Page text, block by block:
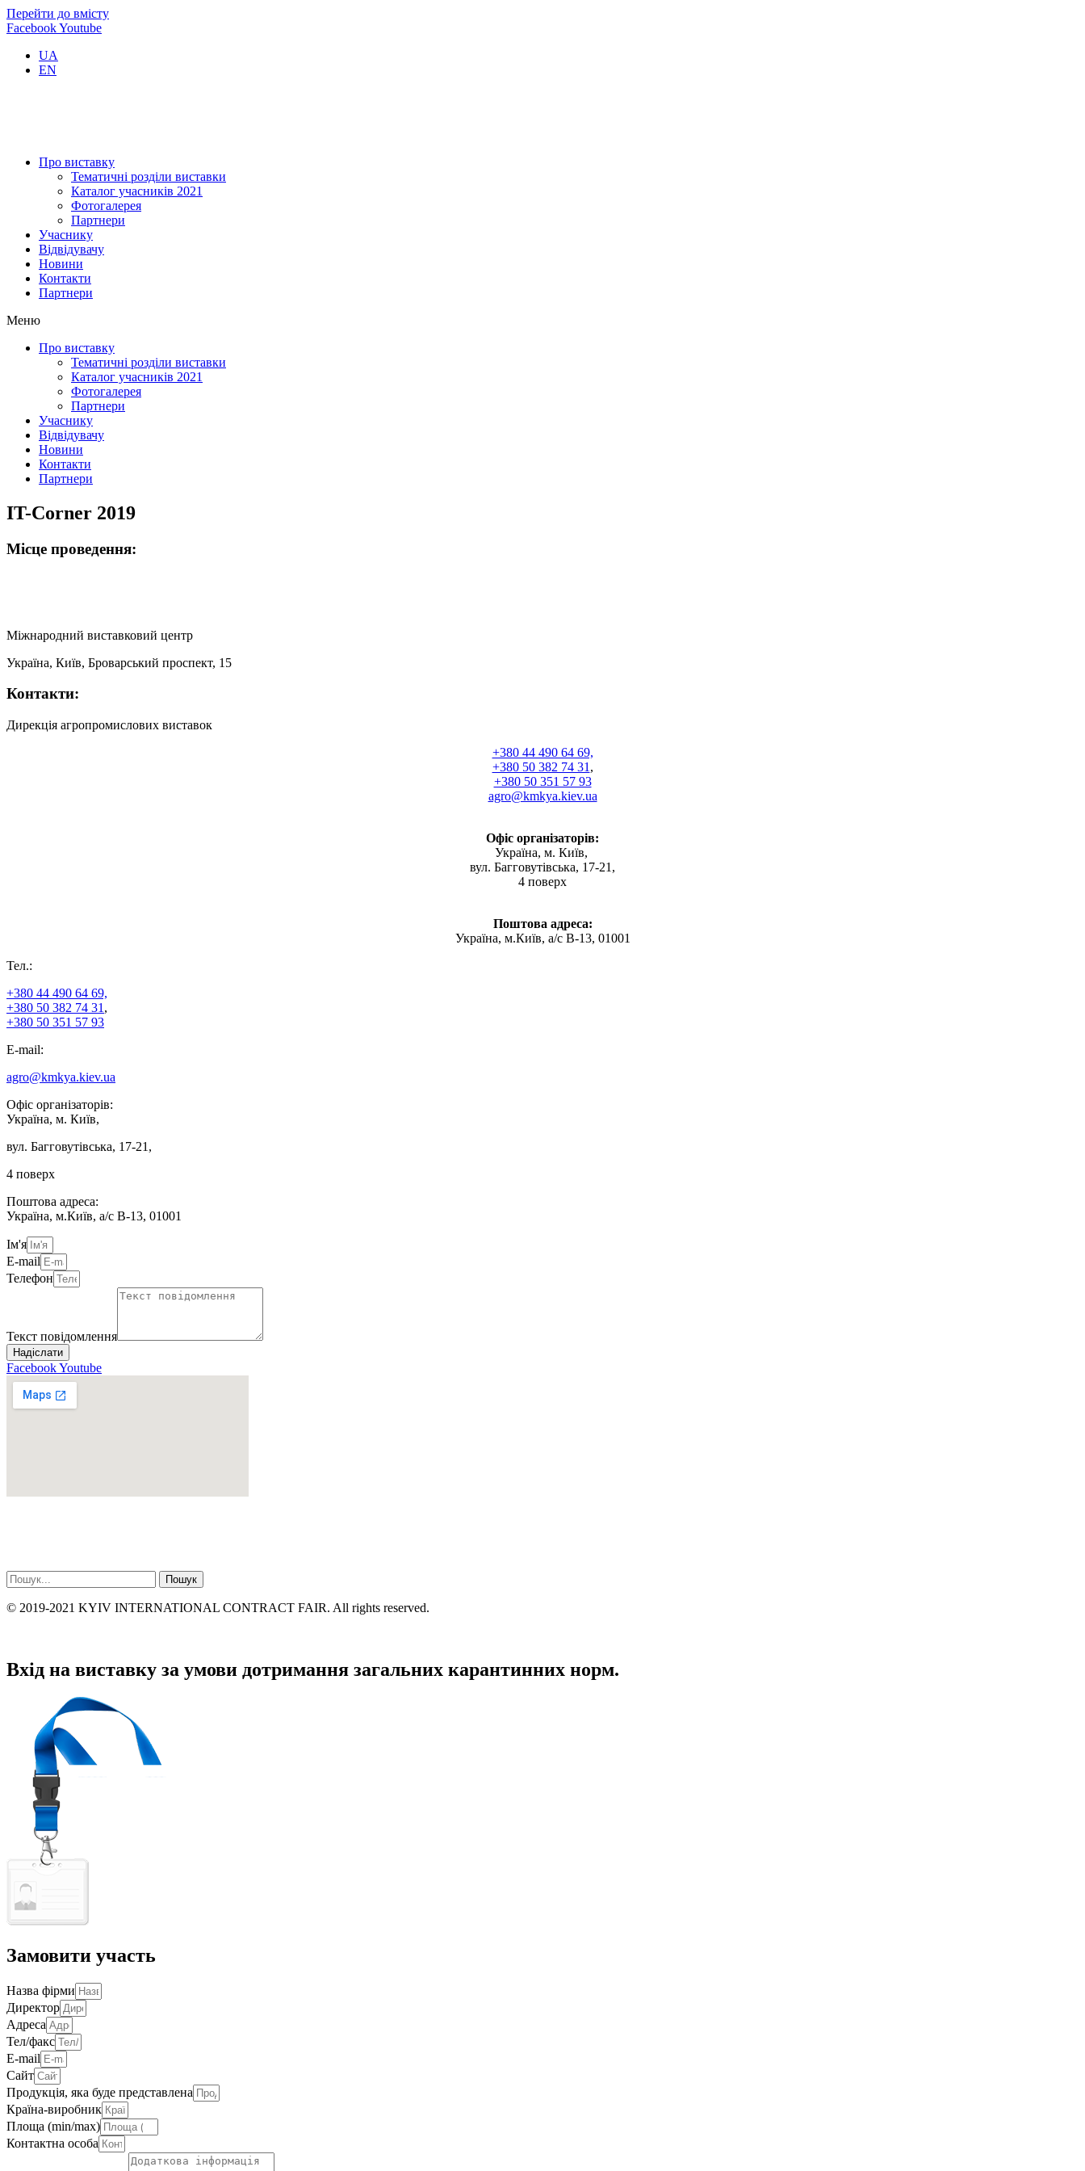
Перейти до вмісту
FacebookYoutube
UA
EN
Про виставку
Тематичні розділи виставки
Каталог учасників 2021
Фотогалерея
Партнери
Учаснику
Відвідувачу
Новини
Контакти
Партнери
Меню
Про виставку
Тематичні розділи виставки
Каталог учасників 2021
Фотогалерея
Партнери
Учаснику
Відвідувачу
Новини
Контакти
Партнери
IT-Corner 2019
Місце проведення:
Міжнародний виставковий центр
Україна, Київ, Броварський проспект, 15
Контакти:
Дирекція агропромислових виставок
+380 44 490 64 69,
+380 50 382 74 31 ,
+380 50 351 57 93
agro@kmkya.kiev.ua
Офіс організаторів:
Україна, м. Київ,
вул. Багговутівська, 17-21,
4 поверх
Поштова адреса:
Україна, м.Київ, а/с В-13, 01001
Тел.:
+380 44 490 64 69,
+380 50 382 74 31 ,
+380 50 351 57 93
E-mail:
agro@kmkya.kiev.ua
Офіс організаторів:
Україна, м. Київ,
вул. Багговутівська, 17-21,
4 поверх
Поштова адреса:
Україна, м.Київ, а/с В-13, 01001
Ім'я
E-mail
Телефон
Текст повідомлення
Надіслати
FacebookYoutube
Пошук
© 2019-2021 KYIV INTERNATIONAL CONTRACT FAIR. All rights reserved.
Вхід на виставку за умови дотримання загальних карантинних норм.
Замовити участь
Назва фірми
Директор
Адреса
Тел/факс
E-mail
Сайт
Продукція, яка буде представлена
Країна-виробник
Площа (min/max)
Контактна особа